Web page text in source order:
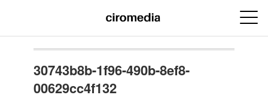
30743b8b-1f96-490b-8ef8-
00629cc4f132